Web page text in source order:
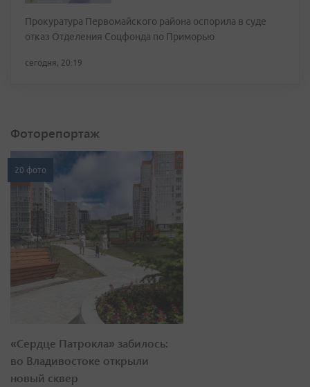
Прокуратура Первомайского района оспорила в суде
отказ Отделения Соцфонда по Приморью
сегодня, 20:19
Фоторепортаж
20 фото
«Сердце Патрокла» забилось:
во Владивостоке открыли
новый сквер